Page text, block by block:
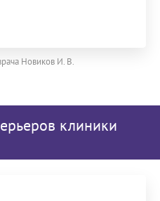
Новиков И. В.
клиники